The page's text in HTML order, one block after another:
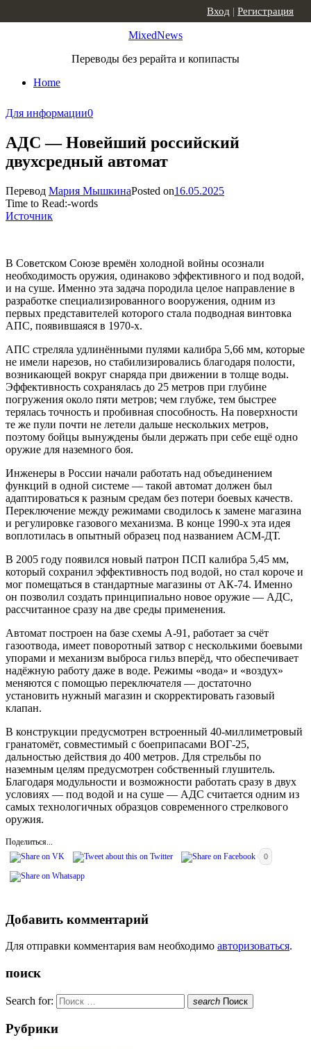
MixedNews
Переводы без рерайта и копипасты
Home
Вход | Регистрация
Для информации0
АДС — Новейший российский
двухсредный автомат
Перевод Мария МышкинаPosted on16.05.2025
Time to Read:-words
Источник
В Советском Союзе времён холодной войны осознали
необходимость оружия, одинаково эффективного и под водой,
и на суше. Именно эта задача породила целое направление в
разработке специализированного вооружения, одним из
первых представителей которого стала подводная винтовка
АПС, появившаяся в 1970-х.
АПС стреляла удлинёнными пулями калибра 5,66 мм, которые
не имели нарезов, но стабилизировались благодаря полости,
возникающей вокруг снаряда при движении в толще воды.
Эффективность сохранялась до 25 метров при глубине
погружения около пяти метров; чем глубже, тем быстрее
терялась точность и пробивная способность. На поверхности
те же пули почти не летели дальше нескольких метров,
поэтому бойцы вынуждены были держать при себе ещё одно
оружие для наземного боя.
Инженеры в России начали работать над объединением
функций в одной системе — такой автомат должен был
адаптироваться к разным средам без потери боевых качеств.
Переключение между режимами сводилось к замене магазина
и регулировке газового механизма. В конце 1990-х эта идея
воплотилась в опытный образец под названием АСМ-ДТ.
В 2005 году появился новый патрон ПСП калибра 5,45 мм,
который сохранил эффективность под водой, но стал короче и
мог помещаться в стандартные магазины от АК-74. Именно
он позволил создать принципиально новое оружие — АДС,
рассчитанное сразу на две среды применения.
Автомат построен на базе схемы А-91, работает за счёт
газоотвода, имеет поворотный затвор с несколькими боевыми
упорами и механизм выброса гильз вперёд, что обеспечивает
надёжную работу даже в воде. Режимы «вода» и «воздух»
меняются с помощью переключателя — достаточно
установить нужный магазин и скорректировать газовый
клапан.
В конструкции предусмотрен встроенный 40-миллиметровый
гранатомёт, совместимый с боеприпасами ВОГ-25,
дальностью действия до 400 метров. Для стрельбы по
наземным целям предусмотрен собственный глушитель.
Благодаря модульности и возможности работать сразу в двух
условиях — под водой и на суше — АДС считается одним из
самых технологичных образцов современного стрелкового
оружия.
Поделиться...
0
Добавить комментарий
Для отправки комментария вам необходимо авторизоваться.
поиск
Search for: search Поиск
Рубрики